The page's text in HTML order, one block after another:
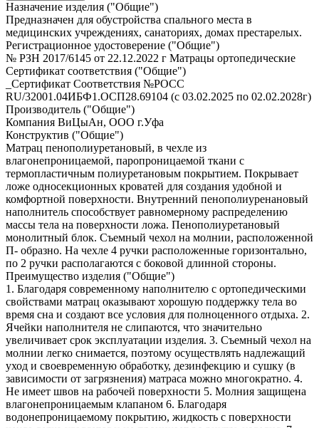
Назначение изделия ("Общие")
Предназначен для обустройства спального места в
медицинских учреждениях, санаториях, домах престарелых.
Регистрационное удостоверение ("Общие")
№ РЗН 2017/6145 от 22.12.2022 г Матрацы ортопедические
Сертификат соответствия ("Общие")
_Сертификат Соответствия №РОСС
RU/32001.04ИБФ1.ОСП28.69104 (с 03.02.2025 по 02.02.2028г)
Производитель ("Общие")
Компания ВиЦыАн, ООО г.Уфа
Конструктив ("Общие")
Матрац пенополиуретановый, в чехле из
влагонепроницаемой, паропроницаемой ткани с
термопластичным полиуретановым покрытием. Покрывает
ложе односекционных кроватей для создания удобной и
комфортной поверхности. Внутренний пенополиуренановый
наполнитель способствует равномерному распределению
массы тела на поверхности ложа. Пенополиуретановый
монолитный блок. Съемный чехол на молнии, расположенной
П- образно. На чехле 4 ручки расположенные горизонтально,
по 2 ручки располагаются с боковой длинной стороны.
Преимущество изделия ("Общие")
1. Благодаря современному наполнителю с ортопедическими
свойствами матрац оказывают хорошую поддержку тела во
время сна и создают все условия для полноценного отдыха. 2.
Ячейки наполнителя не слипаются, что значительно
увеличивает срок эксплуатации изделия. 3. Съемный чехол на
молнии легко снимается, поэтому осуществлять надлежащий
уход и своевременную обработку, дезинфекцию и сушку (в
зависимости от загрязнения) матраса можно многократно. 4.
Не имеет швов на рабочей поверхности 5. Молния защищена
влагонепроницаемым клапаном 6. Благодаря
водонепроницаемому покрытию, жидкость с поверхности